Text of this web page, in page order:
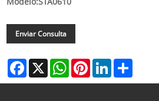
Enviar Consulta
Facebook
X WhatsApp
PinterestLinkedIn